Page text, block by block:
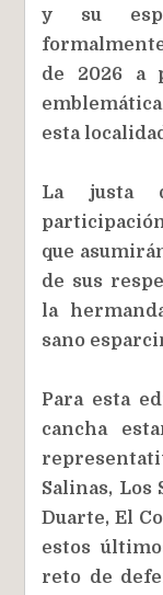
y su
de 2026 a
esta
La justa
que
de sus
la
sano
Para esta
cancha
Salinas, Los
Duarte, El
estos
reto de